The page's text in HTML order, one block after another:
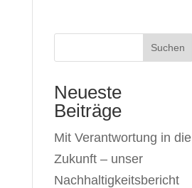
Suchen
Neueste
Beiträge
Mit Verantwortung in die
Zukunft – unser
Nachhaltigkeitsbericht